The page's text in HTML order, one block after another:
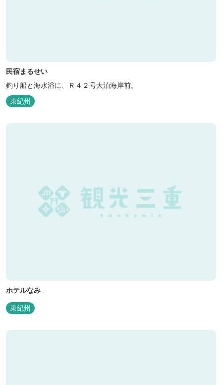
民宿まるせい
釣り船と海水浴に、Ｒ４２号大泊海岸前。
東紀州
ホテルなみ
東紀州